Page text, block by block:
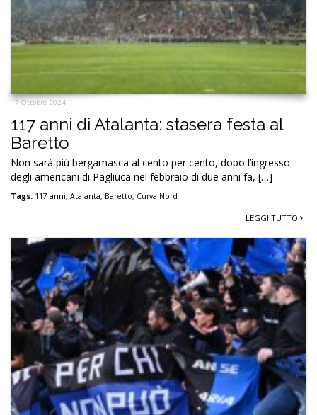
17 Ottobre 2024
117 anni di Atalanta: stasera festa al
Baretto
Non sarà più bergamasca al cento per cento, dopo l’ingresso
degli americani di Pagliuca nel febbraio di due anni fa, […]
Tags: 117 anni, Atalanta, Baretto, Curva Nord
LEGGI TUTTO